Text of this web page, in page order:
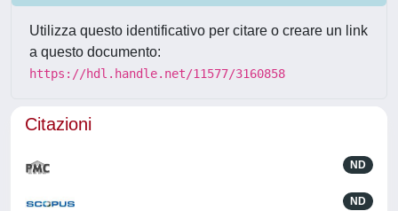
Utilizza questo identificativo per citare o creare un link
a questo documento:
https://hdl.handle.net/11577/3160858
Citazioni
ND
ND